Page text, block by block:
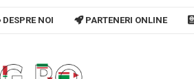
DESPRE NOI PARTENERI ONLINE